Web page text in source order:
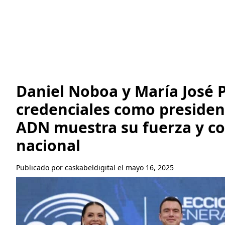
Daniel Noboa y María José
credenciales como
ADN muestra su fuerza y
nacional
Publicado por caskabeldigital el mayo 16, 2025